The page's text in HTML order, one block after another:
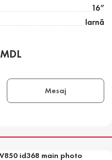
16”
Iarnă
MDL
Mesaj